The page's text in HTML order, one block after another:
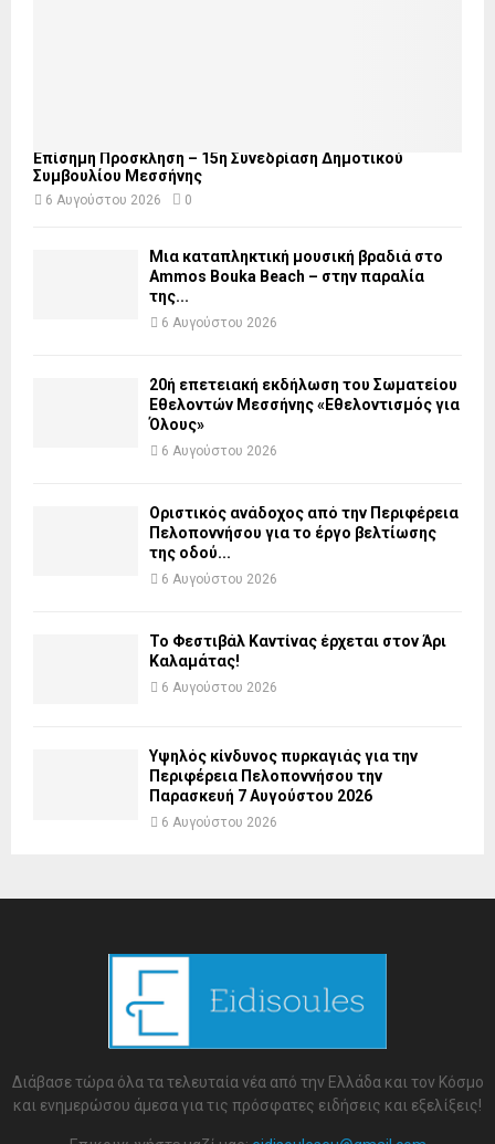
Επίσημη Πρόσκληση – 15η Συνεδρίαση Δημοτικού
Συμβουλίου Μεσσήνης
6 Αυγούστου 2026 0
Μια καταπληκτική μουσική βραδιά στο
Ammos Bouka Beach – στην παραλία
της...
6 Αυγούστου 2026
20ή επετειακή εκδήλωση του Σωματείου
Εθελοντών Μεσσήνης «Εθελοντισμός για
Όλους»
6 Αυγούστου 2026
Οριστικός ανάδοχος από την Περιφέρεια
Πελοποννήσου για το έργο βελτίωσης
της οδού...
6 Αυγούστου 2026
Το Φεστιβάλ Καντίνας έρχεται στον Άρι
Καλαμάτας!
6 Αυγούστου 2026
Υψηλός κίνδυνος πυρκαγιάς για την
Περιφέρεια Πελοποννήσου την
Παρασκευή 7 Αυγούστου 2026
6 Αυγούστου 2026
Διάβασε τώρα όλα τα τελευταία νέα από την Ελλάδα και τον Κόσμο
και ενημερώσου άμεσα για τις πρόσφατες ειδήσεις και εξελίξεις!